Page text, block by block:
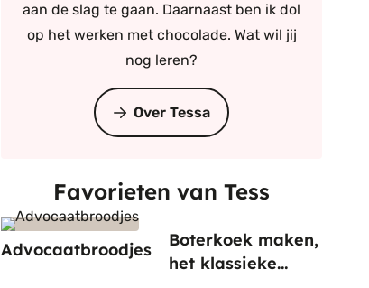
aan de slag te gaan. Daarnaast ben ik dol
op het werken met chocolade. Wat wil jij
nog leren?
Over Tessa
Favorieten van Tess
Advocaatbroodjes
Boterkoek maken,
het klassieke